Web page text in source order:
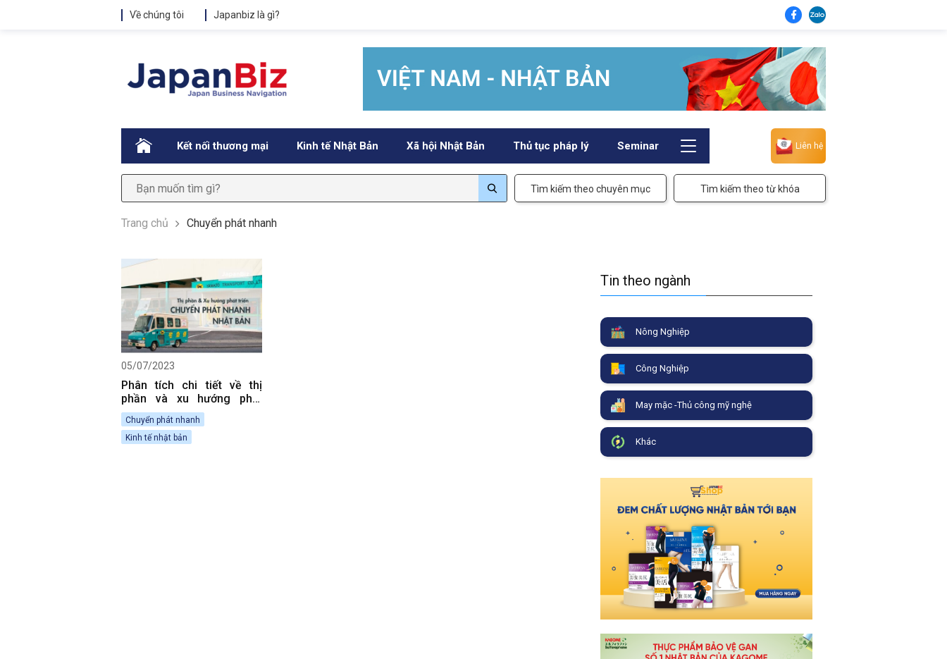
Về chúng tôi Japanbiz là gì?
. Kết nối thương mại Kinh tế Nhật Bản Xã hội Nhật Bản Thủ tục pháp lý Seminar Liên hệ
Tìm kiếm theo chuyên mục Tìm kiếm theo từ khóa
Trang chủ Chuyển phát nhanh
05/07/2023
Phân tích chi tiết về thị
phần và xu hướng phát
triển của chuyển phát
nhanh ở Nhật
Chuyển phát nhanh
Kinh tế nhật bản
Tin theo ngành
Nông Nghiệp
Công Nghiệp
May mặc -Thủ công mỹ nghệ
Khác